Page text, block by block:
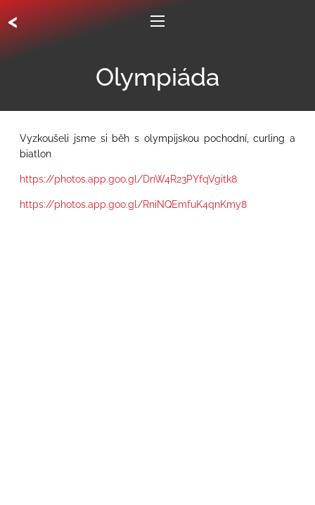
<
Olympiáda
Vyzkoušeli jsme si běh s olympijskou pochodní, curling a
biatlon
https://photos.app.goo.gl/DnW4R23PYfqVgitk8
https://photos.app.goo.gl/RniNQEmfuK4qnKmy8